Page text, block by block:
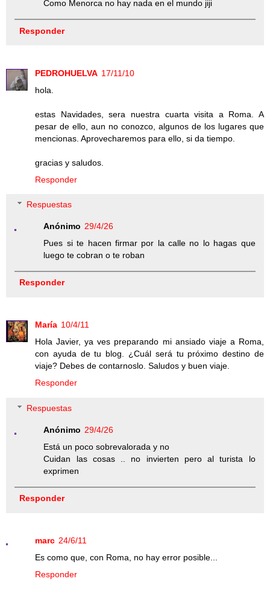
Como Menorca no hay nada en el mundo jiji
Responder
PEDROHUELVA 17/11/10
hola.
estas Navidades, sera nuestra cuarta visita a Roma. A
pesar de ello, aun no conozco, algunos de los lugares que
mencionas. Aprovecharemos para ello, si da tiempo.
gracias y saludos.
Responder
Respuestas
Anónimo 29/4/26
Pues si te hacen firmar por la calle no lo hagas que
luego te cobran o te roban
Responder
María 10/4/11
Hola Javier, ya ves preparando mi ansiado viaje a Roma,
con ayuda de tu blog. ¿Cuál será tu próximo destino de
viaje? Debes de contarnoslo. Saludos y buen viaje.
Responder
Respuestas
Anónimo 29/4/26
Está un poco sobrevalorada y no
Cuidan las cosas .. no invierten pero al turista lo
exprimen
Responder
marc 24/6/11
Es como que, con Roma, no hay error posible...
Responder